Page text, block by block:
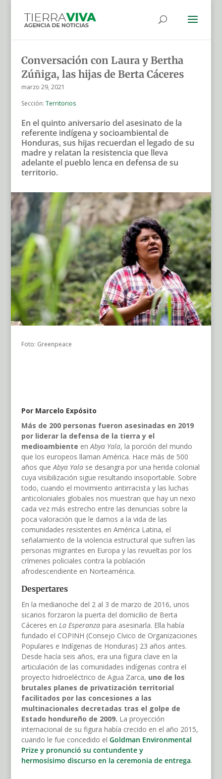
Conversación con Laura y Bertha
Zúñiga, las hijas de Berta Cáceres
marzo 29, 2021
Sección: Territorios
En el quinto aniversario del asesinato de la
referente indígena y socioambiental de
Honduras, sus hijas recuerdan el legado de su
madre y relatan la resistencia que lleva
adelante el pueblo lenca en defensa de su
territorio.
Foto: Greenpeace
Por Marcelo Expósito
Más de 200 personas fueron asesinadas en 2019
por liderar la defensa de la tierra y el
medioambiente enAbya Yala, la porción del mundo
que los europeos llaman América. Hace más de 500
años queAbya Yalase desangra por una herida colonial
cuya visibilización sigue resultando insoportable. Sobre
todo, cuando el movimiento antirracista y las luchas
anticoloniales globales nos muestran que hay un nexo
cada vez más estrecho entre las denuncias sobre la
poca valoración que le damos a la vida de las
comunidades resistentes en América Latina, el
señalamiento de la violencia estructural que sufren las
personas migrantes en Europa y las revueltas por los
crímenes policiales contra la población
afrodescendiente en Norteamérica.
Despertares
En la medianoche del 2 al 3 de marzo de 2016, unos
sicarios forzaron la puerta del domicilio de Berta
Cáceres en La Esperanzapara asesinarla. Ella había
fundado el COPINH (Consejo Cívico de Organizaciones
Populares e Indígenas de Honduras) 23 años antes.
Desde hacía seis años, era una figura clave en la
articulación de las comunidades indígenas contra el
proyecto hidroeléctrico de Agua Zarca, uno de los
brutales planes de privatización territorial
facilitados por las concesiones a las
multinacionales decretadas tras el golpe de
Estado hondureño de 2009. La proyección
internacional de su figura había crecido en el año 2015,
cuando le fue concedido el Goldman Environmental
Prize y pronunció su contundente y
hermosísimo discurso en la ceremonia de entrega.